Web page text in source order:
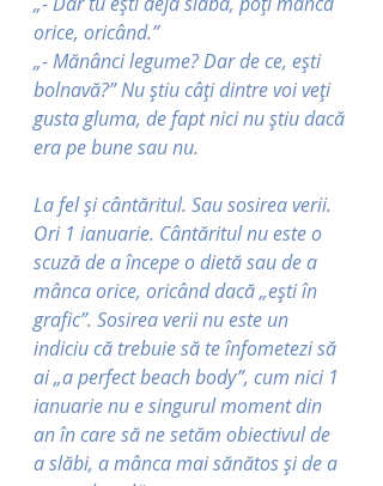
orice, oricând.”
„- Mănânci legume? Dar de ce, ești
bolnavă?” Nu știu câți dintre voi veți
gusta gluma, de fapt nici nu știu dacă
era pe bune sau nu.
La fel și cântăritul. Sau sosirea verii.
Ori 1 ianuarie. Cântăritul nu este o
scuză de a începe o dietă sau de a
mânca orice, oricând dacă „ești în
grafic”. Sosirea verii nu este un
indiciu că trebuie să te înfometezi să
ai „a perfect beach body”, cum nici 1
ianuarie nu e singurul moment din
an în care să ne setăm obiectivul de
a slăbi, a mânca mai sănătos și de a